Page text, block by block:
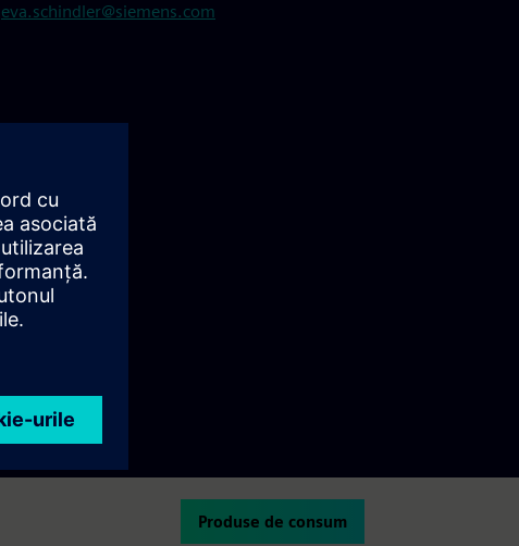
eva.schindler@siemens.com
Produse de consum